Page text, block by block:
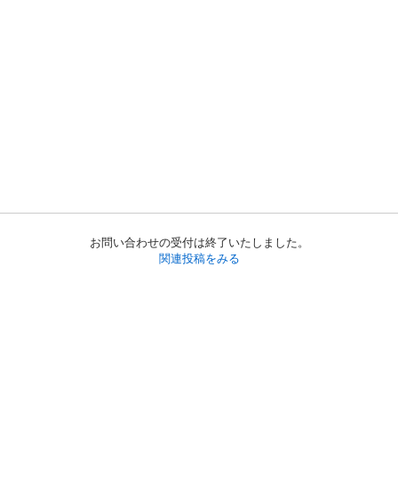
お問い合わせの受付は終了いたしました。
関連投稿をみる